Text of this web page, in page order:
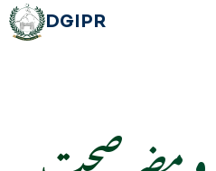
DGIPR